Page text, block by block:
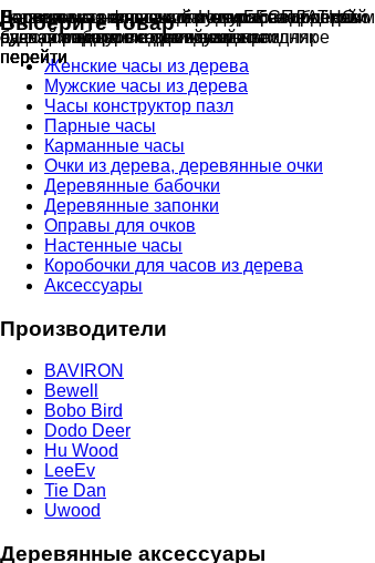
Гравировка на часахобычнаяБЕСПЛАТНО
сделай подарок индивидуальным
перейти
Деревянные флешкии ручкис гравировкой
сделаем подарок эксклюзивным
перейти
Настенные резныечасыНатуральное дерево
ручная работа в единичном экземпляре
перейти
Парные часыотличный подарок влюблённым
на годовщину или семейный праздник
перейти
Деревянные оправыдля очковбез диоптрий
будь стильным всегда и везде
перейти
Выберите товар
Женские часы из дерева
Мужские часы из дерева
Часы конструктор пазл
Парные часы
Карманные часы
Очки из дерева, деревянные очки
Деревянные бабочки
Деревянные запонки
Оправы для очков
Настенные часы
Коробочки для часов из дерева
Аксессуары
Производители
BAVIRON
Bewell
Bobo Bird
Dodo Deer
Hu Wood
LeeEv
Tie Dan
Uwood
Деревянные аксессуары